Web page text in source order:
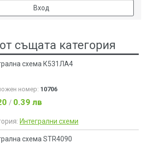
Вход
същата категория
схема К531ЛА4
номер: 10706
/ 0.39 лв
Интегрални схеми
схема STR4090